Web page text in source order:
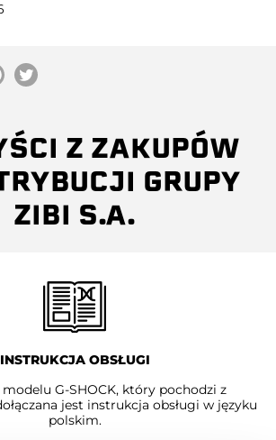
Z ZAKUPÓW
GRUPY
ZIBI S.A.
INSTRUKCJA OBSŁUGI
G-SHOCK, który pochodzi z
jest instrukcja obsługi w języku
polskim.